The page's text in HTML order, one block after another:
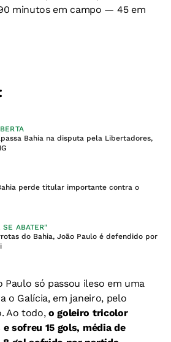
minutos em campo — 45 em
Bahia na disputa pela Libertadores,
perde titular importante contra o
SE ABATER"
do Bahia, João Paulo é defendido por
Paulo só passou ileso em uma
o Galícia, em janeiro, pelo
Ao todo,o goleiro tricolor
sofreu 15 gols, média de